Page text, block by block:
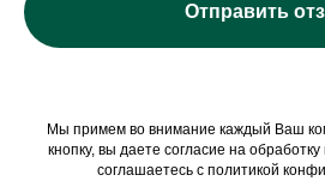
Отправить
Мы примем во внимание каждый Ваш
кнопку, вы даете согласие на
соглашаетесь c политикой